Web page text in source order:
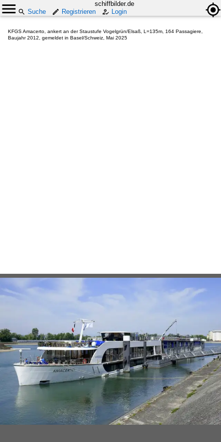
schiffbilder.de
Suche
Registrieren Login
KFGS Amacerto, ankert an der Staustufe Vogelgrün/Elsaß, L=135m, 164 Passagiere,
Baujahr 2012, gemeldet in Basel/Schweiz, Mai 2025